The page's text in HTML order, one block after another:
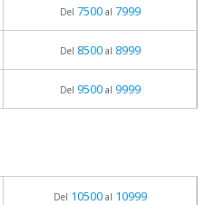
Del 7500al 7999
Del 8500al 8999
Del 9500al 9999
Del 10500al 10999